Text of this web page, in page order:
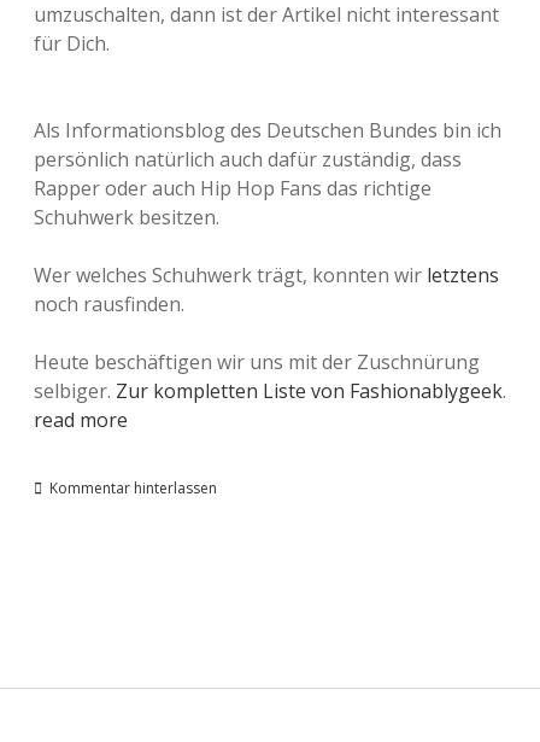
umzuschalten, dann ist der Artikel nicht interessant
für Dich.
Als Informationsblog des Deutschen Bundes bin ich
persönlich natürlich auch dafür zuständig, dass
Rapper oder auch Hip Hop Fans das richtige
Schuhwerk besitzen.
Wer welches Schuhwerk trägt, konnten wir letztens
noch rausfinden.
Heute beschäftigen wir uns mit der Zuschnürung
selbiger. Zur kompletten Liste von Fashionablygeek.
read more
Kommentar hinterlassen